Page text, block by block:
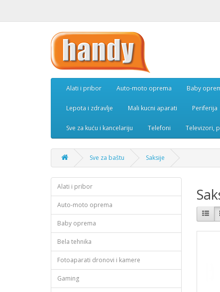
Alati i pribor Auto-moto oprema Baby
Lepota i zdravlje Mali kucni aparati Periferija
Sve za kuću i kancelariju Telefoni Televizori,
Sve za baštu Saksije
Alati i pribor
Auto-moto oprema
Baby oprema
Bela tehnika
Fotoaparati dronovi i kamere
Gaming